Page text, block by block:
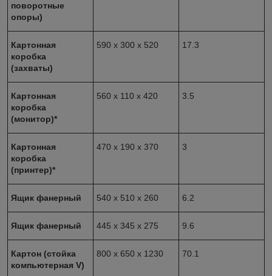
поворотные
опоры)
Картонная
коробка
(захваты)
590 x 300 x 520 17.3
Картонная
коробка
(монитор)*
560 x 110 x 420 3.5
Картонная
коробка
(принтер)*
470 x 190 x 370 3
Ящик фанерный 540 x 510 x 260 6.2
Ящик фанерный 445 x 345 x 275 9.6
Картон (стойка
компьютерная V)
800 x 650 x 1230 70.1